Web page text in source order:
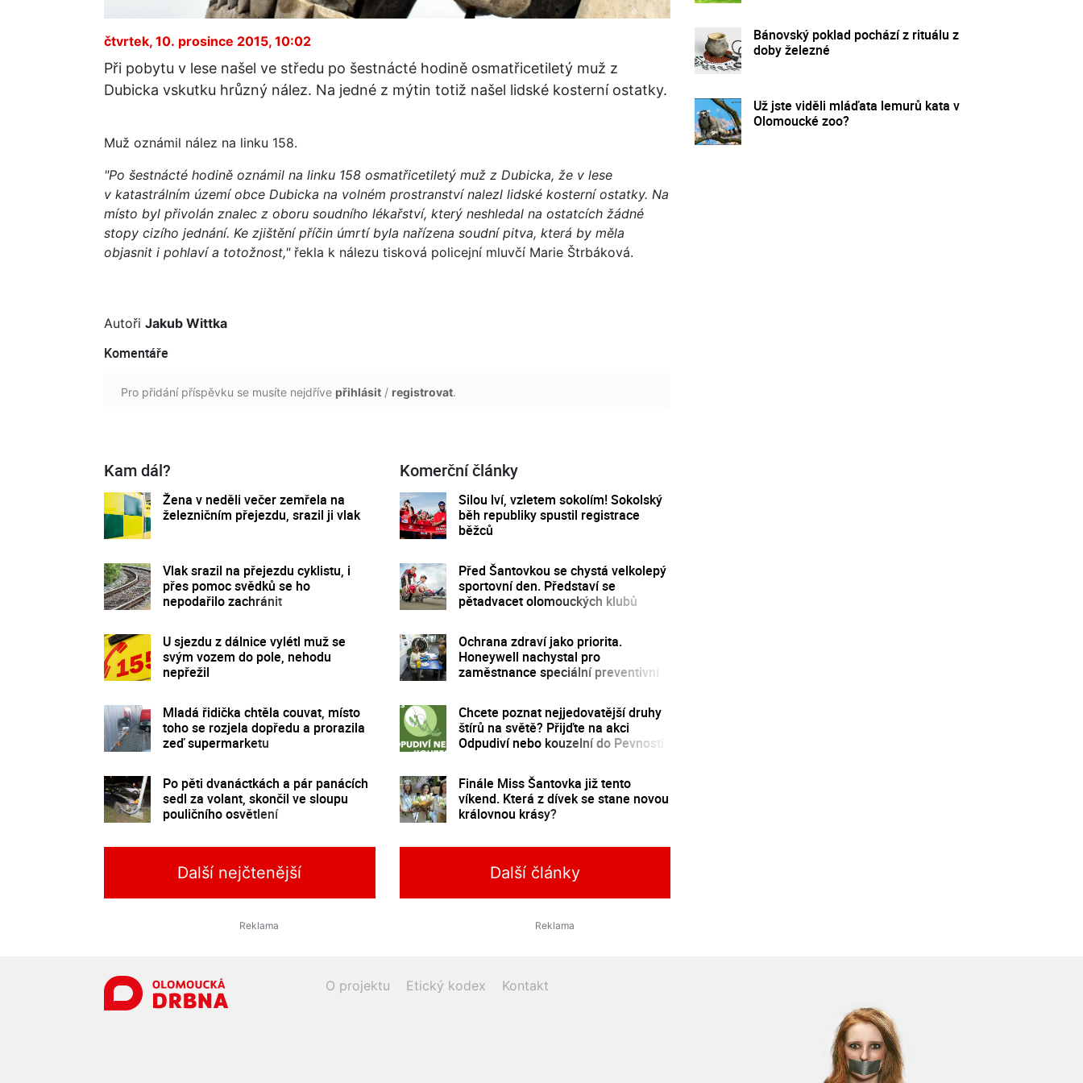
čtvrtek, 10. prosince 2015, 10:02
Při pobytu v lese našel ve středu po šestnácté hodině osmatřicetiletý muž z
Dubicka vskutku hrůzný nález. Na jedné z mýtin totiž našel lidské kosterní ostatky.
Muž oznámil nález na linku 158.
"Po šestnácté hodině oznámil na linku 158 osmatřicetiletý muž z Dubicka, že v lese
v katastrálním území obce Dubicka na volném prostranství nalezl lidské kosterní ostatky. Na
místo byl přivolán znalec z oboru soudního lékařství, který neshledal na ostatcích žádné
stopy cizího jednání. Ke zjištění příčin úmrtí byla nařízena soudní pitva, která by měla
objasnit i pohlaví a totožnost,"řekla k nálezu tisková policejní mluvčí Marie Štrbáková.
Autoři Jakub Wittka
Komentáře
Pro přidání příspěvku se musíte nejdříve přihlásit / registrovat.
Kam dál?
Žena v neděli večer zemřela na
železničním přejezdu, srazil ji vlak
Vlak srazil na přejezdu cyklistu, i
přes pomoc svědků se ho
nepodařilo zachránit
U sjezdu z dálnice vylétl muž se
svým vozem do pole, nehodu
nepřežil
Mladá řidička chtěla couvat, místo
toho se rozjela dopředu a prorazila
zeď supermarketu
Po pěti dvanáctkách a pár panácích
sedl za volant, skončil ve sloupu
pouličního osvětlení
Komerční články
Silou lví, vzletem sokolím! Sokolský
běh republiky spustil registrace
běžců
Před Šantovkou se chystá velkolepý
sportovní den. Představí se
pětadvacet olomouckých klubů
Ochrana zdraví jako priorita.
Honeywell nachystal pro
zaměstnance speciální preventivní
Chcete poznat nejjedovatější druhy
štírů na světě? Přijďte na akci
Odpudiví nebo kouzelní do Pevnosti
Finále Miss Šantovka již tento
víkend. Která z dívek se stane novou
královnou krásy?
Další nejčtenější Další články
Bánovský poklad pochází z rituálu z
doby železné
Už jste viděli mláďata lemurů kata v
Olomoucké zoo?
O projektu Etický kodex Kontakt